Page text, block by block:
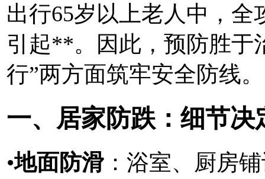
出行65岁以上老人中，全
引起**。因此，预防胜于
行”两方面筑牢安全防线。
一、居家防跌：细节决
•地面防滑 ：浴室、厨房